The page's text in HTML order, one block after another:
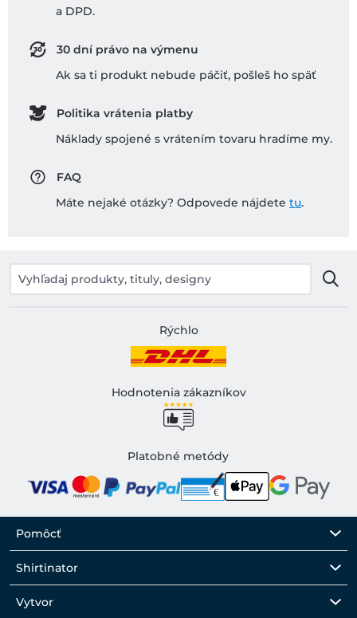
a DPD.
30 dní právo na výmenu
Ak sa ti produkt nebude páčiť, pošleš ho späť
Politika vrátenia platby
Náklady spojené s vrátením tovaru hradíme my.
FAQ
Máte nejaké otázky? Odpovede nájdete tu.
Rýchlo
Hodnotenia zákazníkov
Platobné metódy
Pomôcť
Shirtinator
Vytvor